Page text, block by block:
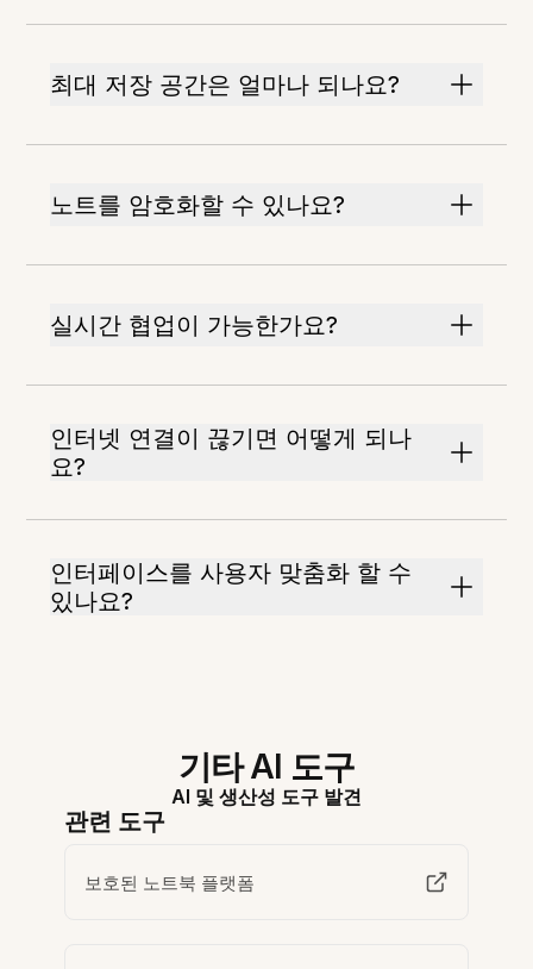
최대 저장 공간은 얼마나 되나요?
노트를 암호화할 수 있나요?
실시간 협업이 가능한가요?
인터넷 연결이 끊기면 어떻게 되나
요?
인터페이스를 사용자 맞춤화 할 수
있나요?
기타 AI 도구
AI 및 생산성 도구 발견
관련 도구
보호된 노트북 플랫폼